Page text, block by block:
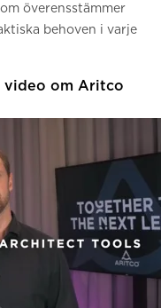
överensstämmer
behoven i varje
video om Aritco